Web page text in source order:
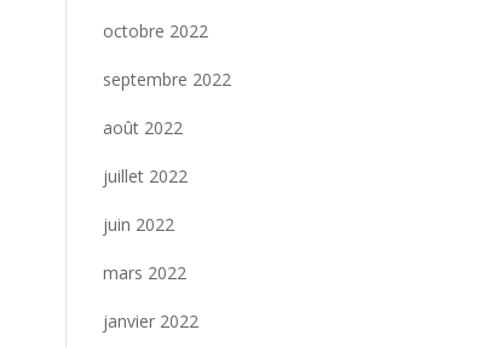
octobre 2022
septembre 2022
août 2022
juillet 2022
juin 2022
mars 2022
janvier 2022